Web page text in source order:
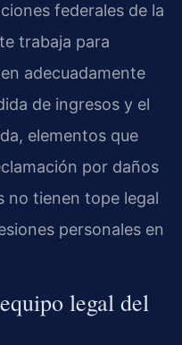
federales de la
trabaja para
adecuadamente
de ingresos y el
elementos que
por daños
no tienen tope legal
personales en
legal del